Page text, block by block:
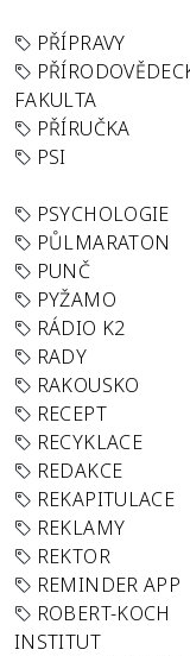
PŘÍPRAVY
FAKULTA
PŘÍRUČKA
PSI
PSYCHOLOGIE
PŮLMARATON
PUNČ
PYŽAMO
RÁDIO K2
RADY
RAKOUSKO
RECEPT
RECYKLACE
REDAKCE
REKAPITULACE
REKLAMY
REKTOR
REMINDER APP
ROBERT-KOCH
INSTITUT